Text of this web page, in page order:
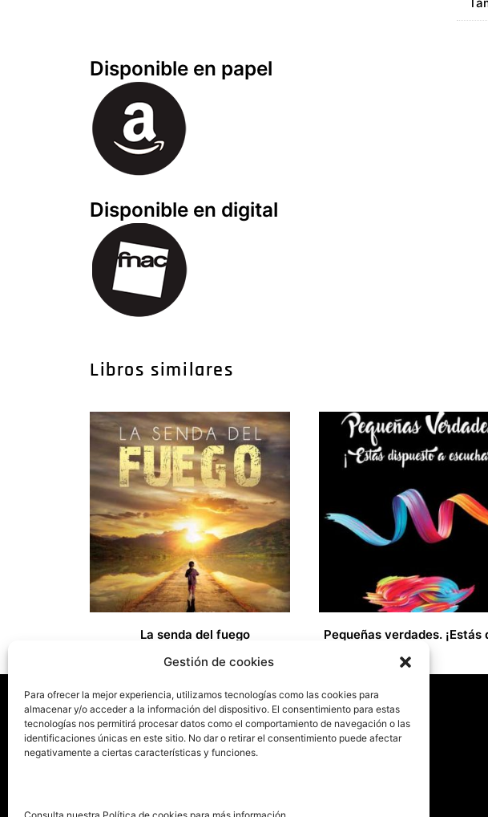
Gestión de cookies
Para ofrecer la mejor experiencia, utilizamos tecnologías como las cookies para
almacenar y/o acceder a la información del dispositivo. El consentimiento para estas
tecnologías nos permitirá procesar datos como el comportamiento de navegación o las
identificaciones únicas en este sitio. No dar o retirar el consentimiento puede afectar
negativamente a ciertas características y funciones.
Disponible en papel
Disponible en digital
Libros similares
La senda del fuego
pionero de autoedición
La editorial